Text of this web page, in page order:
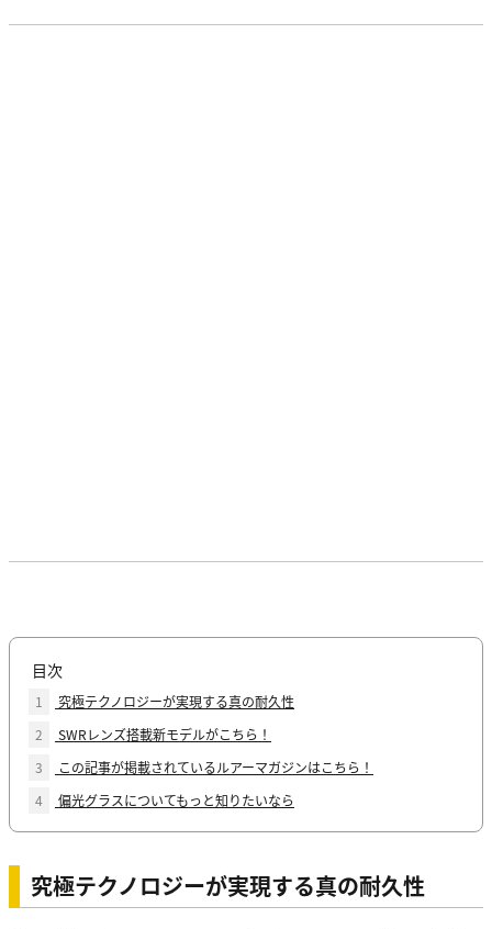
目次
1
究極テクノロジーが実現する真の耐久性
2
SWRレンズ搭載新モデルがこちら！
3
この記事が掲載されているルアーマガジンはこちら！
4
偏光グラスについてもっと知りたいなら
究極テクノロジーが実現する真の耐久性